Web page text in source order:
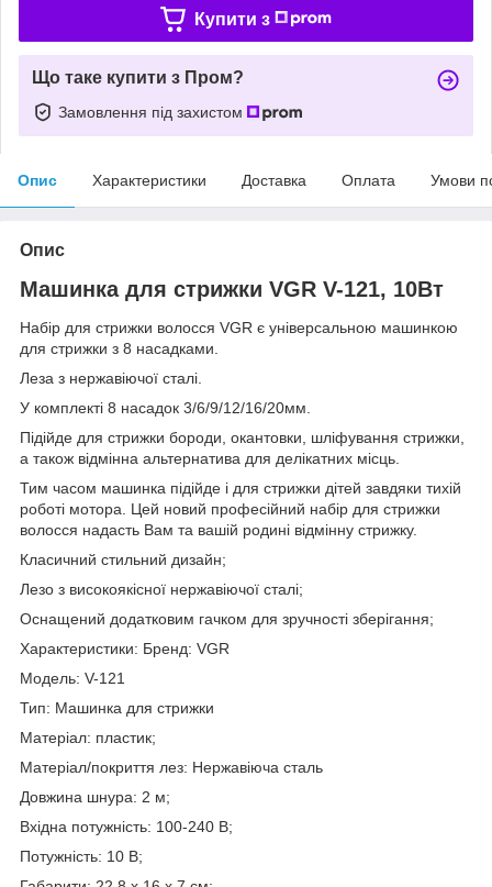
Купити з
Що таке купити з Пром?
Замовлення під захистом
Опис Характеристики Доставка Оплата Умови
Опис
Машинка для стрижки VGR V-121, 10Вт
Набір для стрижки волосся VGR є універсальною машинкою
для стрижки з 8 насадками.
Леза з нержавіючої сталі.
У комплекті 8 насадок 3/6/9/12/16/20мм.
Підійде для стрижки бороди, окантовки, шліфування стрижки,
а також відмінна альтернатива для делікатних місць.
Тим часом машинка підійде і для стрижки дітей завдяки тихій
роботі мотора. Цей новий професійний набір для стрижки
волосся надасть Вам та вашій родині відмінну стрижку.
Класичний стильний дизайн;
Лезо з високоякісної нержавіючої сталі;
Оснащений додатковим гачком для зручності зберігання;
Характеристики: Бренд: VGR
Модель: V-121
Тип: Машинка для стрижки
Матеріал: пластик;
Матеріал/покриття лез: Нержавіюча сталь
Довжина шнура: 2 м;
Вхідна потужність: 100-240 В;
Потужність: 10 В;